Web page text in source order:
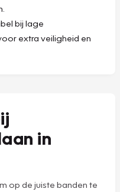
bij lage
extra veiligheid en
in
op de juiste banden te